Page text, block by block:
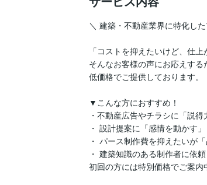
＼ 建築・不動産業界に特化し
「コストを抑えたいけど、仕
そんなお客様の声にお応えす
低価格でご提供しております。
▼こんな方におすすめ！
・不動産広告やチラシに「説
・ 設計提案に「感情を動かす
・ パース制作費を抑えたいが
・ 建築知識のある制作者に依
初回の方には特別価格でご案内